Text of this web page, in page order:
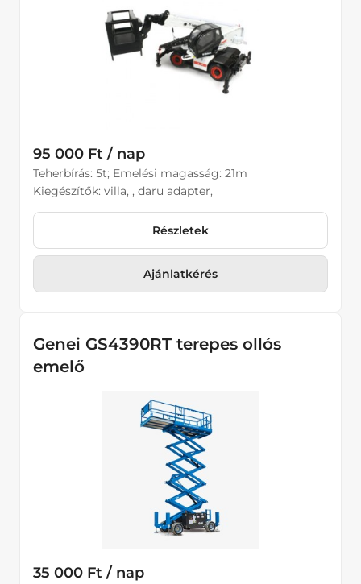
95 000 Ft / nap
Teherbírás: 5t; Emelési magasság: 21m
Kiegészítők: villa, , daru adapter,
Részletek
Ajánlatkérés
Genei GS4390RT terepes ollós
emelő
35 000 Ft / nap